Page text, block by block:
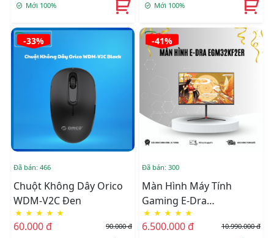
Mới 100% Mới 100%
-33%
Đã bán: 466
Chuột Không Dây Orico
WDM-V2C Đen
★ ★ ★ ★ ★
60.000 đ 90.000 đ
-41%
Đã bán: 300
Màn Hình Máy Tính
Gaming E-Dra
EGM32KF2ER 32inch 2K
144Hz - Tặng Giá Đỡ Màn
★ ★ ★ ★ ★
6.500.000 đ 10.990.000 đ